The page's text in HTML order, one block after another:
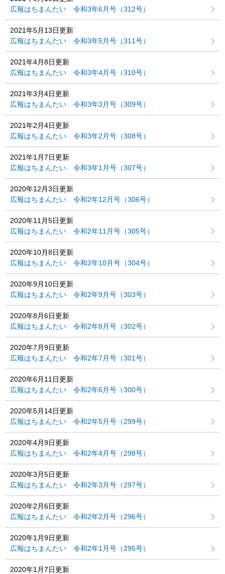
広報はちまんたい 令和3年6月号（312号）
2021年5月13日更新
広報はちまんたい 令和3年5月号（311号）
2021年4月8日更新
広報はちまんたい 令和3年4月号（310号）
2021年3月4日更新
広報はちまんたい 令和3年3月号（309号）
2021年2月4日更新
広報はちまんたい 令和3年2月号（308号）
2021年1月7日更新
広報はちまんたい 令和3年1月号（307号）
2020年12月3日更新
広報はちまんたい 令和2年12月号（306号）
2020年11月5日更新
広報はちまんたい 令和2年11月号（305号）
2020年10月8日更新
広報はちまんたい 令和2年10月号（304号）
2020年9月10日更新
広報はちまんたい 令和2年9月号（303号）
2020年8月6日更新
広報はちまんたい 令和2年8月号（302号）
2020年7月9日更新
広報はちまんたい 令和2年7月号（301号）
2020年6月11日更新
広報はちまんたい 令和2年6月号（300号）
2020年5月14日更新
広報はちまんたい 令和2年5月号（299号）
2020年4月9日更新
広報はちまんたい 令和2年4月号（298号）
2020年3月5日更新
広報はちまんたい 令和2年3月号（297号）
2020年2月6日更新
広報はちまんたい 令和2年2月号（296号）
2020年1月9日更新
広報はちまんたい 令和2年1月号（295号）
2020年1月7日更新